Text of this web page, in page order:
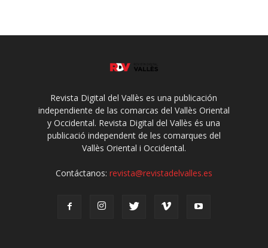
Revista Digital del Vallès es una publicación
independiente de las comarcas del Vallès Oriental
y Occidental. Revista Digital del Vallès és una
publicació independent de les comarques del
Vallès Oriental i Occidental.
Contáctanos: revista@revistadelvalles.es